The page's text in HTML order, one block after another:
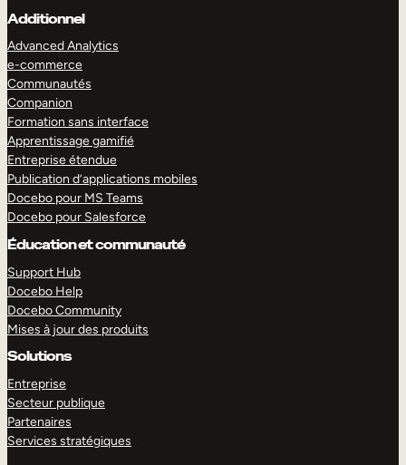
Additionnel
Advanced Analytics
e-commerce
Communautés
Companion
Formation sans interface
Apprentissage gamifié
Entreprise étendue
Publication d’applications mobiles
Docebo pour MS Teams
Docebo pour Salesforce
Éducation et communauté
Support Hub
Docebo Help
Docebo Community
Mises à jour des produits
Solutions
Entreprise
Secteur publique
Partenaires
Services stratégiques